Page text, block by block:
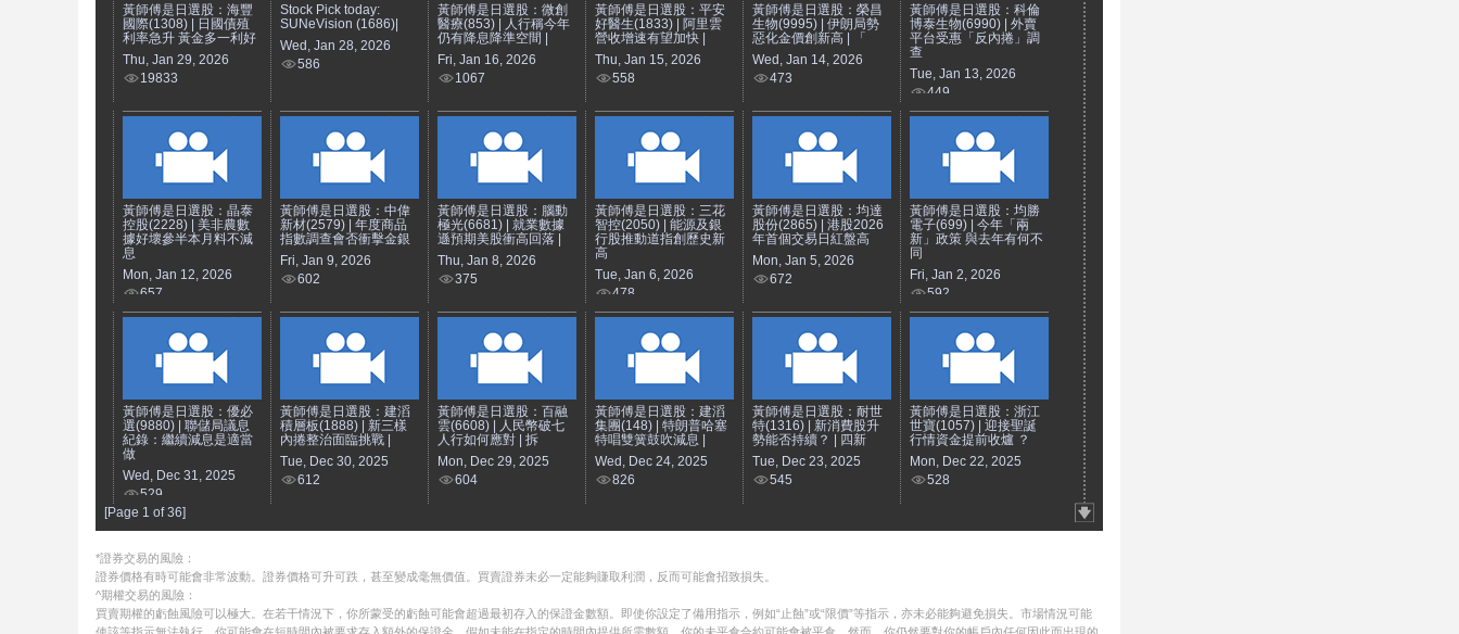
黃師傅是日選股：海豐
國際(1308) | 日國債殖
利率急升 黃金多一利好
Thu, Jan 29, 2026
19833
Stock Pick today:
SUNeVision (1686)|
Wed, Jan 28, 2026
586
黃師傅是日選股：微創
醫療(853) | 人行稱今年
仍有降息降準空間 |
Fri, Jan 16, 2026
1067
黃師傅是日選股：平安
好醫生(1833) | 阿里雲
營收增速有望加快 |
Thu, Jan 15, 2026
558
黃師傅是日選股：榮昌
生物(9995) | 伊朗局勢
惡化金價創新高 | 「
Wed, Jan 14, 2026
473
黃師傅是日選股：科倫
博泰生物(6990) | 外賣
平台受惠「反內捲」調
查
Tue, Jan 13, 2026
449
黃師傅是日選股：晶泰
控股(2228) | 美非農數
據好壞參半本月料不減
息
Mon, Jan 12, 2026
657
黃師傅是日選股：中偉
新材(2579) | 年度商品
指數調查會否衝擊金銀
Fri, Jan 9, 2026
602
黃師傅是日選股：腦動
極光(6681) | 就業數據
遜預期美股衝高回落 |
Thu, Jan 8, 2026
375
黃師傅是日選股：三花
智控(2050) | 能源及銀
行股推動道指創歷史新
高
Tue, Jan 6, 2026
478
黃師傅是日選股：均達
股份(2865) | 港股2026
年首個交易日紅盤高
Mon, Jan 5, 2026
672
黃師傅是日選股：均勝
電子(699) | 今年「兩
新」政策 與去年有何不
同
Fri, Jan 2, 2026
592
黃師傅是日選股：優必
選(9880) | 聯儲局議息
紀錄：繼續減息是適當
做
Wed, Dec 31, 2025
529
黃師傅是日選股：建滔
積層板(1888) | 新三樣
內捲整治面臨挑戰 |
Tue, Dec 30, 2025
612
黃師傅是日選股：百融
雲(6608) | 人民幣破七
人行如何應對 | 拆
Mon, Dec 29, 2025
604
黃師傅是日選股：建滔
集團(148) | 特朗普哈塞
特唱雙簧鼓吹減息 |
Wed, Dec 24, 2025
826
黃師傅是日選股：耐世
特(1316) | 新消費股升
勢能否持續？ | 四新
Tue, Dec 23, 2025
545
黃師傅是日選股：浙江
世寶(1057) | 迎接聖誕
行情資金提前收爐 ？
Mon, Dec 22, 2025
528
[Page 1 of 36]
*證券交易的風險：
證券價格有時可能會非常波動。證券價格可升可跌，甚至變成毫無價值。買賣證券未必一定能夠賺取利潤，反而可能會招致損失。
^期權交易的風險：
買賣期權的虧蝕風險可以極大。在若干情況下，你所蒙受的虧蝕可能會超過最初存入的保證金數額。即使你設定了備用指示，例如“止蝕”或“限價”等指示，亦未必能夠避免損失。市場情況可能